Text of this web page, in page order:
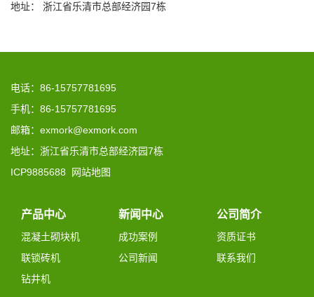
地址： 浙江省乐清市总部经济园7栋
电话：86-15757781695
手机：86-15757781695
邮箱：exmork@exmork.com
地址：浙江省乐清市总部经济园7栋
ICP9885688
网站地图
产品中心
混凝土砌块机
联锁砖机
钻井机
新闻中心
成功案例
公司新闻
公司简介
资质证书
联系我们